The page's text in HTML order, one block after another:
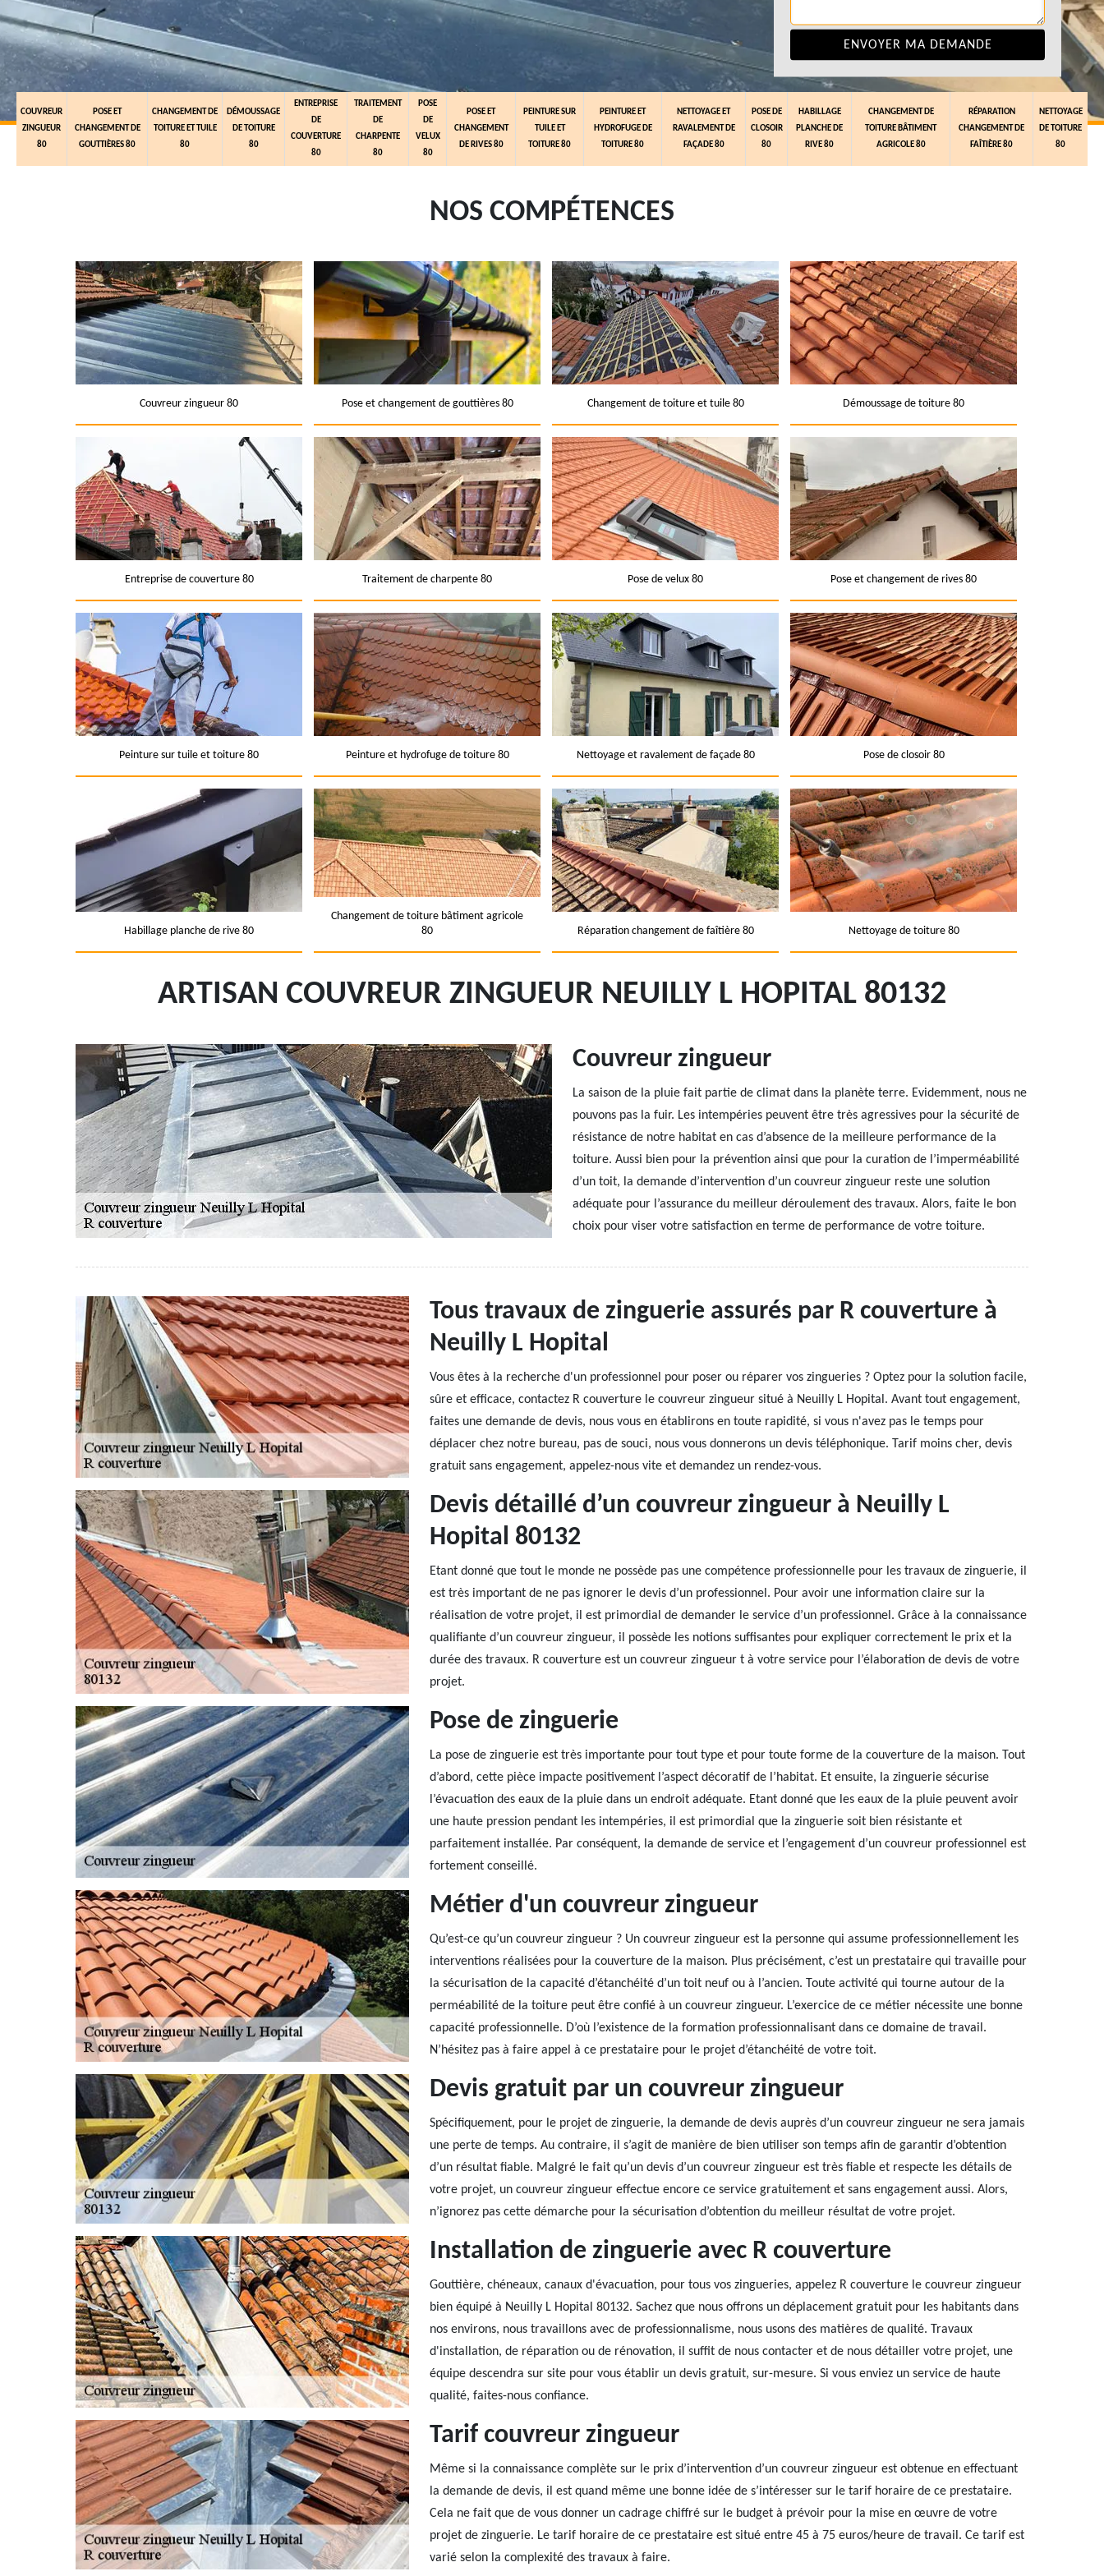
COUVREUR
ZINGUEUR
80
POSE ET
CHANGEMENT DE
GOUTTIÈRES 80
CHANGEMENT DE
TOITURE ET TUILE
80
DÉMOUSSAGE
DE TOITURE
80
ENTREPRISE
DE
COUVERTURE
80
TRAITEMENT
DE
CHARPENTE
80
POSE
DE
VELUX
80
POSE ET
CHANGEMENT
DE RIVES 80
PEINTURE SUR
TUILE ET
TOITURE 80
PEINTURE ET
HYDROFUGE DE
TOITURE 80
NETTOYAGE ET
RAVALEMENT DE
FAÇADE 80
POSE DE
CLOSOIR
80
HABILLAGE
PLANCHE DE
RIVE 80
CHANGEMENT DE
TOITURE BÂTIMENT
AGRICOLE 80
RÉPARATION
CHANGEMENT DE
FAÎTIÈRE 80
NETTOYAGE
DE TOITURE
80
NOS COMPÉTENCES
Couvreur zingueur 80 Pose et changement de gouttières 80 Changement de toiture et tuile 80 Démoussage de toiture 80
Entreprise de couverture 80 Traitement de charpente 80 Pose de velux 80 Pose et changement de rives 80
Peinture sur tuile et toiture 80 Peinture et hydrofuge de toiture 80 Nettoyage et ravalement de façade 80 Pose de closoir 80
Habillage planche de rive 80
Changement de toiture bâtiment agricole
80
Réparation changement de faîtière 80 Nettoyage de toiture 80
ARTISAN COUVREUR ZINGUEUR NEUILLY L HOPITAL 80132
Couvreur zingueur
La saison de la pluie fait partie de climat dans la planète terre. Evidemment, nous ne
pouvons pas la fuir. Les intempéries peuvent être très agressives pour la sécurité de
résistance de notre habitat en cas d’absence de la meilleure performance de la
toiture. Aussi bien pour la prévention ainsi que pour la curation de l’imperméabilité
d’un toit, la demande d’intervention d’un couvreur zingueur reste une solution
adéquate pour l’assurance du meilleur déroulement des travaux. Alors, faite le bon
choix pour viser votre satisfaction en terme de performance de votre toiture.
Tous travaux de zinguerie assurés par R couverture à
Neuilly L Hopital
Vous êtes à la recherche d'un professionnel pour poser ou réparer vos zingueries ? Optez pour la solution facile,
sûre et efficace, contactez R couverture le couvreur zingueur situé à Neuilly L Hopital. Avant tout engagement,
faites une demande de devis, nous vous en établirons en toute rapidité, si vous n'avez pas le temps pour
déplacer chez notre bureau, pas de souci, nous vous donnerons un devis téléphonique. Tarif moins cher, devis
gratuit sans engagement, appelez-nous vite et demandez un rendez-vous.
Devis détaillé d’un couvreur zingueur à Neuilly L
Hopital 80132
Etant donné que tout le monde ne possède pas une compétence professionnelle pour les travaux de zinguerie, il
est très important de ne pas ignorer le devis d’un professionnel. Pour avoir une information claire sur la
réalisation de votre projet, il est primordial de demander le service d’un professionnel. Grâce à la connaissance
qualifiante d’un couvreur zingueur, il possède les notions suffisantes pour expliquer correctement le prix et la
durée des travaux. R couverture est un couvreur zingueur t à votre service pour l’élaboration de devis de votre
projet.
Pose de zinguerie
La pose de zinguerie est très importante pour tout type et pour toute forme de la couverture de la maison. Tout
d’abord, cette pièce impacte positivement l’aspect décoratif de l’habitat. Et ensuite, la zinguerie sécurise
l’évacuation des eaux de la pluie dans un endroit adéquate. Etant donné que les eaux de la pluie peuvent avoir
une haute pression pendant les intempéries, il est primordial que la zinguerie soit bien résistante et
parfaitement installée. Par conséquent, la demande de service et l’engagement d’un couvreur professionnel est
fortement conseillé.
Métier d'un couvreur zingueur
Qu’est-ce qu’un couvreur zingueur ? Un couvreur zingueur est la personne qui assume professionnellement les
interventions réalisées pour la couverture de la maison. Plus précisément, c’est un prestataire qui travaille pour
la sécurisation de la capacité d’étanchéité d’un toit neuf ou à l’ancien. Toute activité qui tourne autour de la
perméabilité de la toiture peut être confié à un couvreur zingueur. L’exercice de ce métier nécessite une bonne
capacité professionnelle. D’où l’existence de la formation professionnalisant dans ce domaine de travail.
N’hésitez pas à faire appel à ce prestataire pour le projet d’étanchéité de votre toit.
Devis gratuit par un couvreur zingueur
Spécifiquement, pour le projet de zinguerie, la demande de devis auprès d’un couvreur zingueur ne sera jamais
une perte de temps. Au contraire, il s’agit de manière de bien utiliser son temps afin de garantir d’obtention
d’un résultat fiable. Malgré le fait qu’un devis d’un couvreur zingueur est très fiable et respecte les détails de
votre projet, un couvreur zingueur effectue encore ce service gratuitement et sans engagement aussi. Alors,
n’ignorez pas cette démarche pour la sécurisation d’obtention du meilleur résultat de votre projet.
Installation de zinguerie avec R couverture
Gouttière, chéneaux, canaux d'évacuation, pour tous vos zingueries, appelez R couverture le couvreur zingueur
bien équipé à Neuilly L Hopital 80132. Sachez que nous offrons un déplacement gratuit pour les habitants dans
nos environs, nous travaillons avec de professionnalisme, nous usons des matières de qualité. Travaux
d'installation, de réparation ou de rénovation, il suffit de nous contacter et de nous détailler votre projet, une
équipe descendra sur site pour vous établir un devis gratuit, sur-mesure. Si vous enviez un service de haute
qualité, faites-nous confiance.
Tarif couvreur zingueur
Même si la connaissance complète sur le prix d’intervention d’un couvreur zingueur est obtenue en effectuant
la demande de devis, il est quand même une bonne idée de s’intéresser sur le tarif horaire de ce prestataire.
Cela ne fait que de vous donner un cadrage chiffré sur le budget à prévoir pour la mise en œuvre de votre
projet de zinguerie. Le tarif horaire de ce prestataire est situé entre 45 à 75 euros/heure de travail. Ce tarif est
varié selon la complexité des travaux à faire.